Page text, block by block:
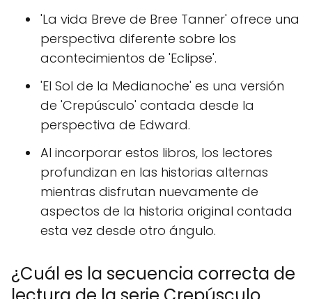
'La vida Breve de Bree Tanner' ofrece una
perspectiva diferente sobre los
acontecimientos de 'Eclipse'.
'El Sol de la Medianoche' es una versión
de 'Crepúsculo' contada desde la
perspectiva de Edward.
Al incorporar estos libros, los lectores
profundizan en las historias alternas
mientras disfrutan nuevamente de
aspectos de la historia original contada
esta vez desde otro ángulo.
¿Cuál es la secuencia correcta de